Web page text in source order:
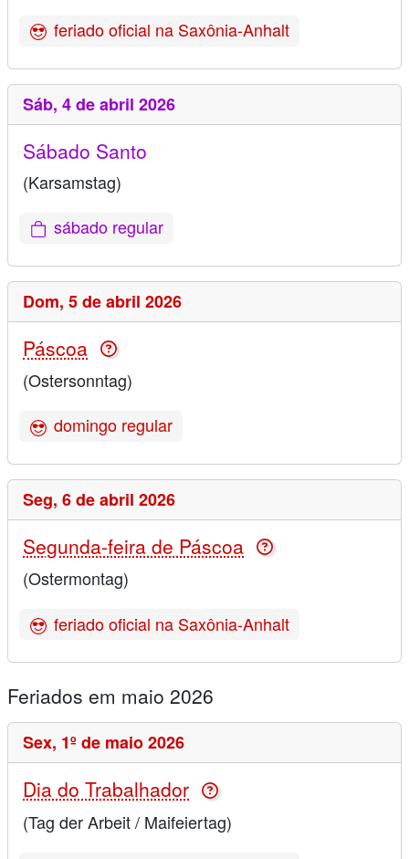
feriado oficial na Saxônia-Anhalt
Sáb, 4 de abril 2026
Sábado Santo
(Karsamstag)
sábado regular
Dom, 5 de abril 2026
Páscoa
(Ostersonntag)
domingo regular
Seg, 6 de abril 2026
Segunda-feira de Páscoa
(Ostermontag)
feriado oficial na Saxônia-Anhalt
Feriados em maio 2026
Sex, 1º de maio 2026
Dia do Trabalhador
(Tag der Arbeit / Maifeiertag)